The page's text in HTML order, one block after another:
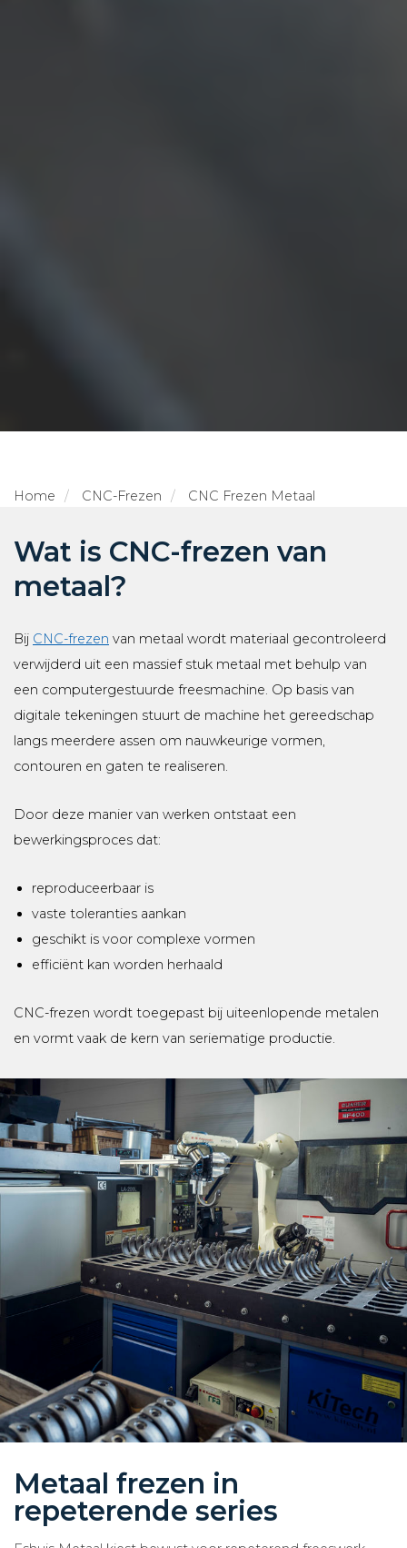
Home CNC-Frezen CNC Frezen Metaal
Wat is CNC-frezen van
metaal?
Bij CNC-frezen van metaal wordt materiaal gecontroleerd
verwijderd uit een massief stuk metaal met behulp van
een computergestuurde freesmachine. Op basis van
digitale tekeningen stuurt de machine het gereedschap
langs meerdere assen om nauwkeurige vormen,
contouren en gaten te realiseren.
Door deze manier van werken ontstaat een
bewerkingsproces dat:
reproduceerbaar is
vaste toleranties aankan
geschikt is voor complexe vormen
efficiënt kan worden herhaald
CNC-frezen wordt toegepast bij uiteenlopende metalen
en vormt vaak de kern van seriematige productie.
Metaal frezen in
repeterende series